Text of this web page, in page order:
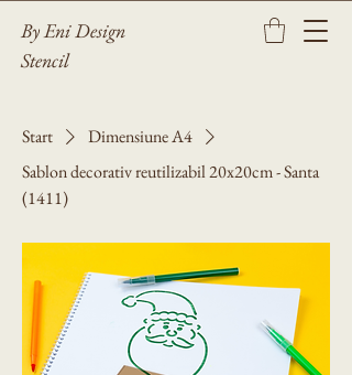
By Eni Design
Stencil
Start
Dimensiune A4
Sablon decorativ reutilizabil 20x20cm - Santa
(1411)